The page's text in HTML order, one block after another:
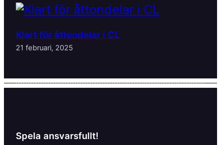
Klart för åttondelar i CL
21 februari, 2025
Spela ansvarsfullt!